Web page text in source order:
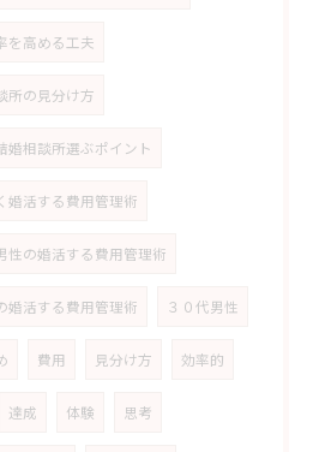
を高める工夫
所の見分け方
婚相談所選ぶポイント
婚活する費用管理術
性の婚活する費用管理術
婚活する費用管理術 ３０代男性
費用 見分け方 効率的
達成 体験 思考